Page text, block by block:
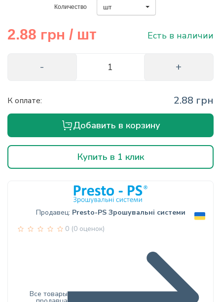
Количество шт
2.88 грн / шт Есть в наличии
К оплате: 2.88 грн
Добавить в корзину
Купить в 1 клик
Продавец: Presto-PS Зрошувальні системи
0 (0 оценок)
Все товары